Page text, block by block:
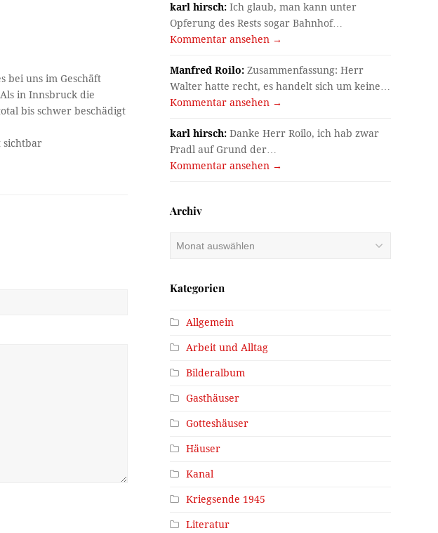
bei uns im Geschäft
in Innsbruck die
bis schwer beschädigt
sichtbar
karl hirsch: Ich glaub, man kann unter
Opferung des Rests sogar Bahnhof…
Kommentar ansehen →
Manfred Roilo: Zusammenfassung: Herr
Walter hatte recht, es handelt sich um keine…
Kommentar ansehen →
karl hirsch: Danke Herr Roilo, ich hab zwar
Pradl auf Grund der…
Kommentar ansehen →
Archiv
Kategorien
Allgemein
Arbeit und Alltag
Bilderalbum
Gasthäuser
Gotteshäuser
Häuser
Kanal
Kriegsende 1945
Literatur